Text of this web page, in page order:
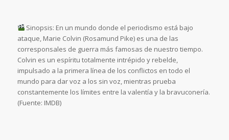
Sinopsis: En un mundo donde el periodismo está bajo
ataque, Marie Colvin (Rosamund Pike) es una de las
corresponsales de guerra más famosas de nuestro tiempo.
Colvin es un espíritu totalmente intrépido y rebelde,
impulsado a la primera línea de los conflictos en todo el
mundo para dar voz a los sin voz, mientras prueba
constantemente los límites entre la valentía y la bravuconería.
(Fuente: IMDB)